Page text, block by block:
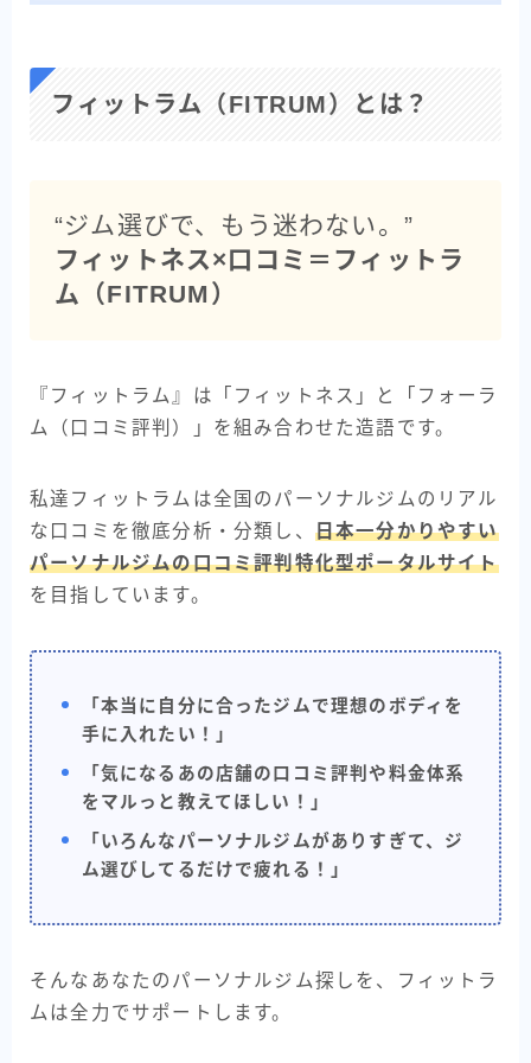
フィットラム（FITRUM）とは？
“ジム選びで、もう迷わない。”
フィットネス×口コミ＝フィットラ
ム（FITRUM）
『フィットラム』は「フィットネス」と「フォーラ
ム（口コミ評判）」を組み合わせた造語です。
私達フィットラムは全国のパーソナルジムのリアル
な口コミを徹底分析・分類し、 日本一分かりやすい
パーソナルジムの口コミ評判特化型ポータルサイト
を目指しています。
「本当に自分に合ったジムで理想のボディを
手に入れたい！」
「気になるあの店舗の口コミ評判や料金体系
をマルっと教えてほしい！」
「いろんなパーソナルジムがありすぎて、ジ
ム選びしてるだけで疲れる！」
そんなあなたのパーソナルジム探しを、フィットラ
ムは全力でサポートします。